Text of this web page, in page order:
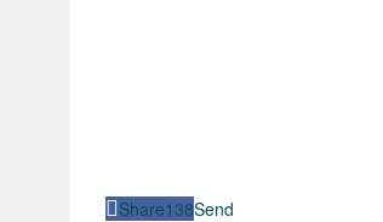
Share138Send